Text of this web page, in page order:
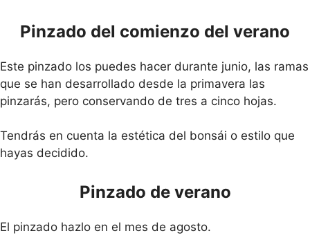
Pinzado del comienzo del verano
Este pinzado los puedes hacer durante junio, las ramas
que se han desarrollado desde la primavera las
pinzarás, pero conservando de tres a cinco hojas.
Tendrás en cuenta la estética del bonsái o estilo que
hayas decidido.
Pinzado de verano
El pinzado hazlo en el mes de agosto.